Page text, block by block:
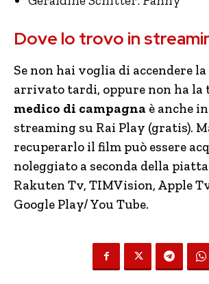
Dove lo trovo in
Se non hai voglia di accendere
arrivato tardi, oppure non ha la
medico di campagna è anche
streaming su Rai Play (gratis).
recuperarlo il film può essere
noleggiato a seconda della
Rakuten Tv, TIMVision, Apple
Google Play/ You Tube.